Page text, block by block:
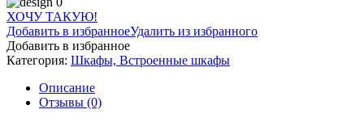
ХОЧУ ТАКУЮ!
Добавить в избранноеУдалить из избранного
Добавить в избранное
Категория: Шкафы, Встроенные шкафы
Описание
Отзывы (0)